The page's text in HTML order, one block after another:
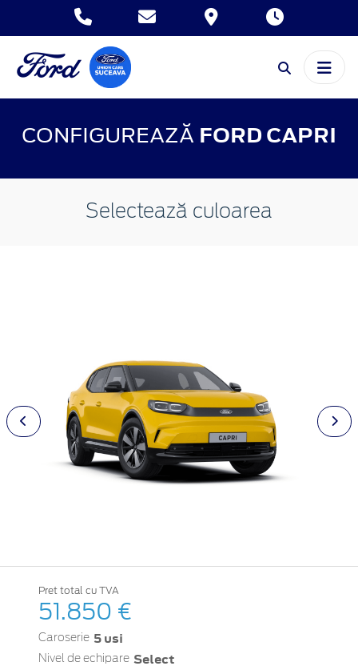
CONFIGUREAZĂ FORD CAPRI
Selectează culoarea
Pret total cu TVA
51.850 €
Caroserie 5 usi
Nivel de echipare Select